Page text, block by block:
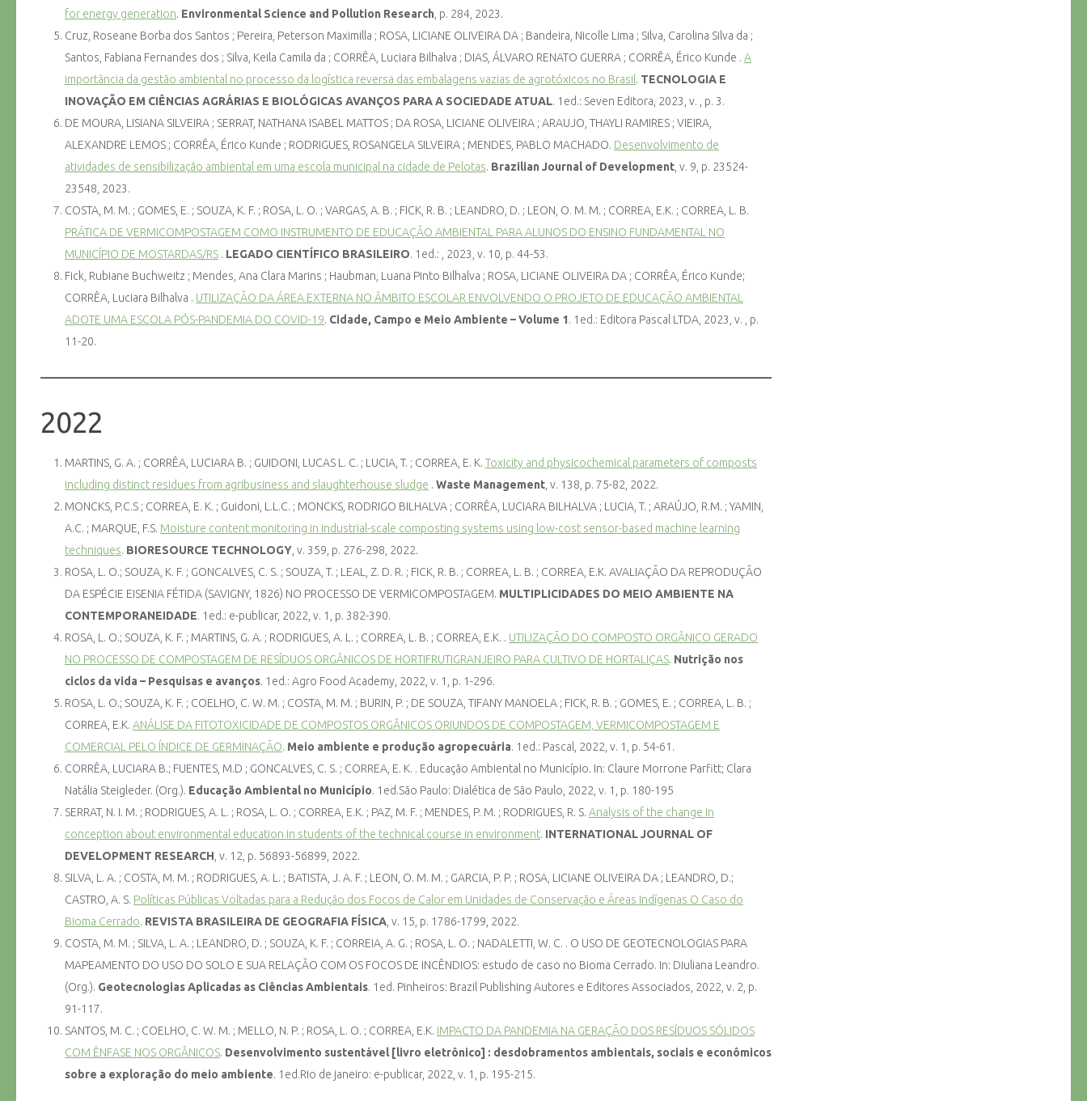
for energy generation. Environmental Science and Pollution Research, p. 284, 2023.
Cruz, Roseane Borba dos Santos ; Pereira, Peterson Maximilla ; ROSA, LICIANE OLIVEIRA DA ; Bandeira, Nicolle Lima ; Silva, Carolina Silva da ;
Santos, Fabiana Fernandes dos ; Silva, Keila Camila da ; CORRÊA, Luciara Bilhalva ; DIAS, ÁLVARO RENATO GUERRA ; CORRÊA, Érico Kunde . A
importância da gestão ambiental no processo da logística reversa das embalagens vazias de agrotóxicos no Brasil. TECNOLOGIA E
INOVAÇÃO EM CIÊNCIAS AGRÁRIAS E BIOLÓGICAS AVANÇOS PARA A SOCIEDADE ATUAL. 1ed.: Seven Editora, 2023, v. , p. 3.
DE MOURA, LISIANA SILVEIRA ; SERRAT, NATHANA ISABEL MATTOS ; DA ROSA, LICIANE OLIVEIRA ; ARAUJO, THAYLI RAMIRES ; VIEIRA,
ALEXANDRE LEMOS ; CORRÊA, Érico Kunde ; RODRIGUES, ROSANGELA SILVEIRA ; MENDES, PABLO MACHADO. Desenvolvimento de
atividades de sensibilização ambiental em uma escola municipal na cidade de Pelotas. Brazilian Journal of Development, v. 9, p. 23524-
23548, 2023.
COSTA, M. M. ; GOMES, E. ; SOUZA, K. F. ; ROSA, L. O. ; VARGAS, A. B. ; FICK, R. B. ; LEANDRO, D. ; LEON, O. M. M. ; CORREA, E.K. ; CORREA, L. B.
PRÁTICA DE VERMICOMPOSTAGEM COMO INSTRUMENTO DE EDUCAÇÃO AMBIENTAL PARA ALUNOS DO ENSINO FUNDAMENTAL NO
MUNICÍPIO DE MOSTARDAS/RS . LEGADO CIENTÍFICO BRASILEIRO. 1ed.: , 2023, v. 10, p. 44-53.
Fick, Rubiane Buchweitz ; Mendes, Ana Clara Marins ; Haubman, Luana Pinto Bilhalva ; ROSA, LICIANE OLIVEIRA DA ; CORRÊA, Érico Kunde;
CORRÊA, Luciara Bilhalva . UTILIZAÇÃO DA ÁREA EXTERNA NO ÂMBITO ESCOLAR ENVOLVENDO O PROJETO DE EDUCAÇÃO AMBIENTAL
ADOTE UMA ESCOLA PÓS-PANDEMIA DO COVID-19. Cidade, Campo e Meio Ambiente – Volume 1. 1ed.: Editora Pascal LTDA, 2023, v. , p.
11-20.
2022
MARTINS, G. A. ; CORRÊA, LUCIARA B. ; GUIDONI, LUCAS L. C. ; LUCIA, T. ; CORREA, E. K. Toxicity and physicochemical parameters of composts
including distinct residues from agribusiness and slaughterhouse sludge . Waste Management, v. 138, p. 75-82, 2022.
MONCKS, P.C.S ; CORREA, E. K. ; Guidoni, L.L.C. ; MONCKS, RODRIGO BILHALVA ; CORRÊA, LUCIARA BILHALVA ; LUCIA, T. ; ARAÚJO, R.M. ; YAMIN,
A.C. ; MARQUE, F.S. Moisture content monitoring in industrial-scale composting systems using low-cost sensor-based machine learning
techniques. BIORESOURCE TECHNOLOGY, v. 359, p. 276-298, 2022.
ROSA, L. O.; SOUZA, K. F. ; GONCALVES, C. S. ; SOUZA, T. ; LEAL, Z. D. R. ; FICK, R. B. ; CORREA, L. B. ; CORREA, E.K. AVALIAÇÃO DA REPRODUÇÃO
DA ESPÉCIE EISENIA FÉTIDA (SAVIGNY, 1826) NO PROCESSO DE VERMICOMPOSTAGEM. MULTIPLICIDADES DO MEIO AMBIENTE NA
CONTEMPORANEIDADE. 1ed.: e-publicar, 2022, v. 1, p. 382-390.
ROSA, L. O.; SOUZA, K. F. ; MARTINS, G. A. ; RODRIGUES, A. L. ; CORREA, L. B. ; CORREA, E.K. . UTILIZAÇÃO DO COMPOSTO ORGÂNICO GERADO
NO PROCESSO DE COMPOSTAGEM DE RESÍDUOS ORGÂNICOS DE HORTIFRUTIGRANJEIRO PARA CULTIVO DE HORTALIÇAS. Nutrição nos
ciclos da vida – Pesquisas e avanços. 1ed.: Agro Food Academy, 2022, v. 1, p. 1-296.
ROSA, L. O.; SOUZA, K. F. ; COELHO, C. W. M. ; COSTA, M. M. ; BURIN, P. ; DE SOUZA, TIFANY MANOELA ; FICK, R. B. ; GOMES, E. ; CORREA, L. B. ;
CORREA, E.K. ANÁLISE DA FITOTOXICIDADE DE COMPOSTOS ORGÂNICOS ORIUNDOS DE COMPOSTAGEM, VERMICOMPOSTAGEM E
COMERCIAL PELO ÍNDICE DE GERMINAÇÃO. Meio ambiente e produção agropecuária. 1ed.: Pascal, 2022, v. 1, p. 54-61.
CORRÊA, LUCIARA B.; FUENTES, M.D ; GONCALVES, C. S. ; CORREA, E. K. . Educação Ambiental no Município. In: Claure Morrone Parfitt; Clara
Natália Steigleder. (Org.). Educação Ambiental no Município. 1ed.São Paulo: Dialética de São Paulo, 2022, v. 1, p. 180-195
SERRAT, N. I. M. ; RODRIGUES, A. L. ; ROSA, L. O. ; CORREA, E.K. ; PAZ, M. F. ; MENDES, P. M. ; RODRIGUES, R. S. Analysis of the change in
conception about environmental education in students of the technical course in environment. INTERNATIONAL JOURNAL OF
DEVELOPMENT RESEARCH, v. 12, p. 56893-56899, 2022.
SILVA, L. A. ; COSTA, M. M. ; RODRIGUES, A. L. ; BATISTA, J. A. F. ; LEON, O. M. M. ; GARCIA, P. P. ; ROSA, LICIANE OLIVEIRA DA ; LEANDRO, D.;
CASTRO, A. S. Políticas Públicas Voltadas para a Redução dos Focos de Calor em Unidades de Conservação e Áreas Indígenas O Caso do
Bioma Cerrado. REVISTA BRASILEIRA DE GEOGRAFIA FÍSICA, v. 15, p. 1786-1799, 2022.
COSTA, M. M. ; SILVA, L. A. ; LEANDRO, D. ; SOUZA, K. F. ; CORREIA, A. G. ; ROSA, L. O. ; NADALETTI, W. C. . O USO DE GEOTECNOLOGIAS PARA
MAPEAMENTO DO USO DO SOLO E SUA RELAÇÃO COM OS FOCOS DE INCÊNDIOS: estudo de caso no Bioma Cerrado. In: Diuliana Leandro.
(Org.). Geotecnologias Aplicadas as Ciências Ambientais. 1ed. Pinheiros: Brazil Publishing Autores e Editores Associados, 2022, v. 2, p.
91-117.
SANTOS, M. C. ; COELHO, C. W. M. ; MELLO, N. P. ; ROSA, L. O. ; CORREA, E.K. IMPACTO DA PANDEMIA NA GERAÇÃO DOS RESÍDUOS SÓLIDOS
COM ÊNFASE NOS ORGÂNICOS. Desenvolvimento sustentável [livro eletrônico] : desdobramentos ambientais, sociais e econômicos
sobre a exploração do meio ambiente. 1ed.Rio de janeiro: e-publicar, 2022, v. 1, p. 195-215.